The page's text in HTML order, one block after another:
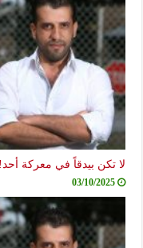
لا تكن بيدقاً في معركة أحد!
03/10/2025